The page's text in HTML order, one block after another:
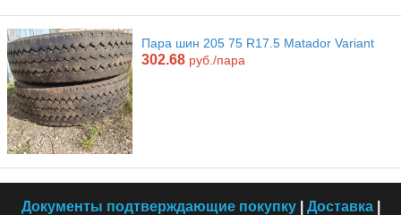
Пара шин 205 75 R17.5 Matador Variant
302.68 руб./пара
Документы подтверждающие покупку| Доставка|